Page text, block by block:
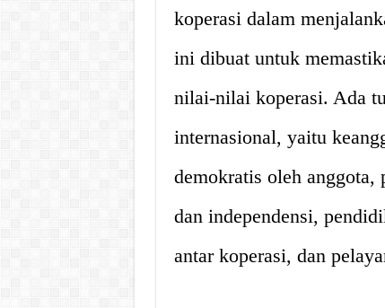
koperasi dalam
ini dibuat untuk
nilai-nilai koperasi. Ada
internasional, yaitu
demokratis oleh
dan independensi,
antar koperasi, dan